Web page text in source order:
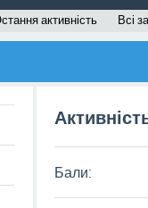
активність Всі
Бали: